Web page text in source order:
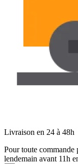
Livraison en 24 à 48h
Pour toute commande
lendemain avant 11h